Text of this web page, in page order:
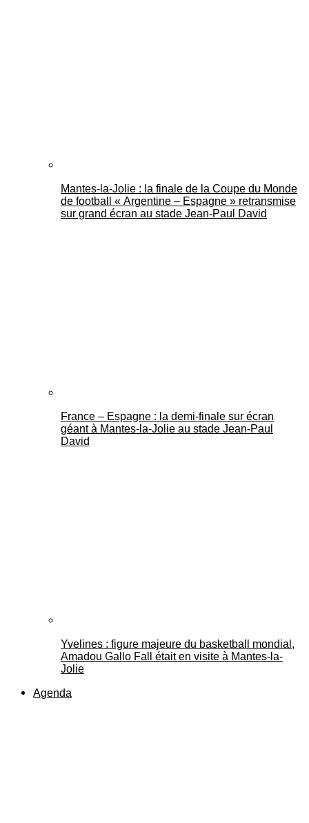
Mantes-la-Jolie : la finale de la Coupe du Monde
de football « Argentine – Espagne » retransmise
sur grand écran au stade Jean-Paul David
France – Espagne : la demi-finale sur écran
géant à Mantes-la-Jolie au stade Jean-Paul
David
Yvelines : figure majeure du basketball mondial,
Amadou Gallo Fall était en visite à Mantes-la-
Jolie
Agenda